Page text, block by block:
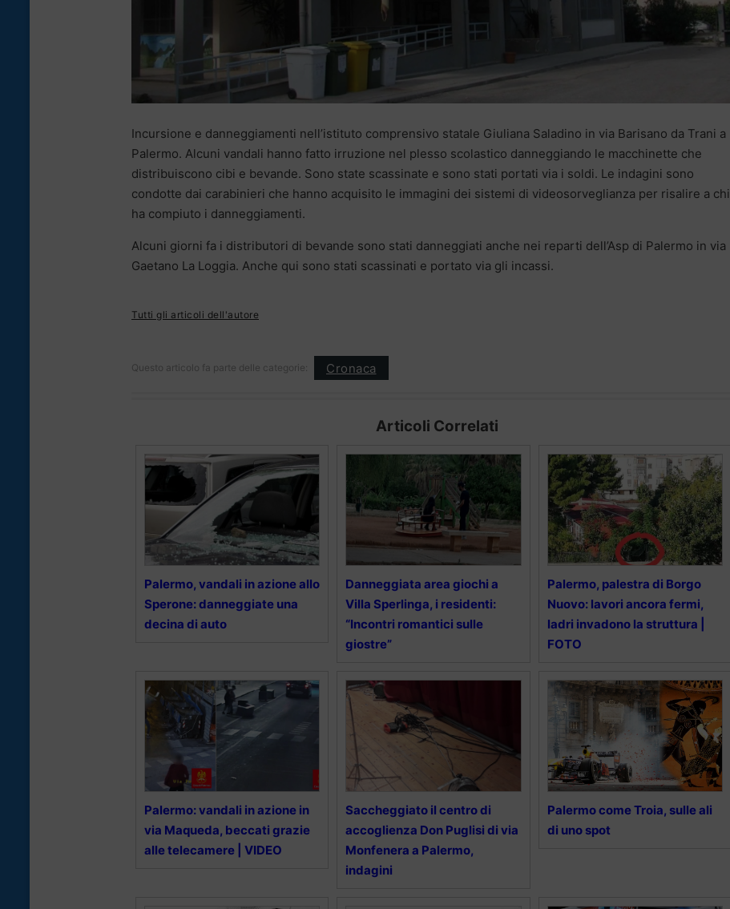
Incursione e danneggiamenti nell’istituto comprensivo statale Giuliana Saladino in via Barisano da Trani a
Palermo. Alcuni vandali hanno fatto irruzione nel plesso scolastico danneggiando le macchinette che
distribuiscono cibi e bevande. Sono state scassinate e sono stati portati via i soldi. Le indagini sono
condotte dai carabinieri che hanno acquisito le immagini dei sistemi di videosorveglianza per risalire a chi
ha compiuto i danneggiamenti.
Alcuni giorni fa i distributori di bevande sono stati danneggiati anche nei reparti dell’Asp di Palermo in via
Gaetano La Loggia. Anche qui sono stati scassinati e portato via gli incassi.
Tutti gli articoli dell'autore
Questo articolo fa parte delle categorie: Cronaca
Articoli Correlati
Palermo, vandali in azione allo
Sperone: danneggiate una
decina di auto
Danneggiata area giochi a
Villa Sperlinga, i residenti:
“Incontri romantici sulle
giostre”
Palermo, palestra di Borgo
Nuovo: lavori ancora fermi,
ladri invadono la struttura |
FOTO
Palermo: vandali in azione in
via Maqueda, beccati grazie
alle telecamere | VIDEO
Saccheggiato il centro di
accoglienza Don Puglisi di via
Monfenera a Palermo,
indagini
Palermo come Troia, sulle ali
di uno spot